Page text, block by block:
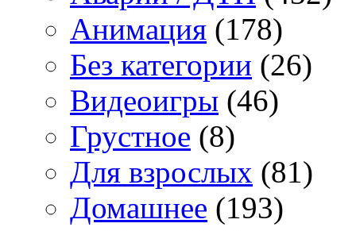
Анимация (178)
Без категории (26)
Видеоигры (46)
Грустное (8)
Для взрослых (81)
Домашнее (193)